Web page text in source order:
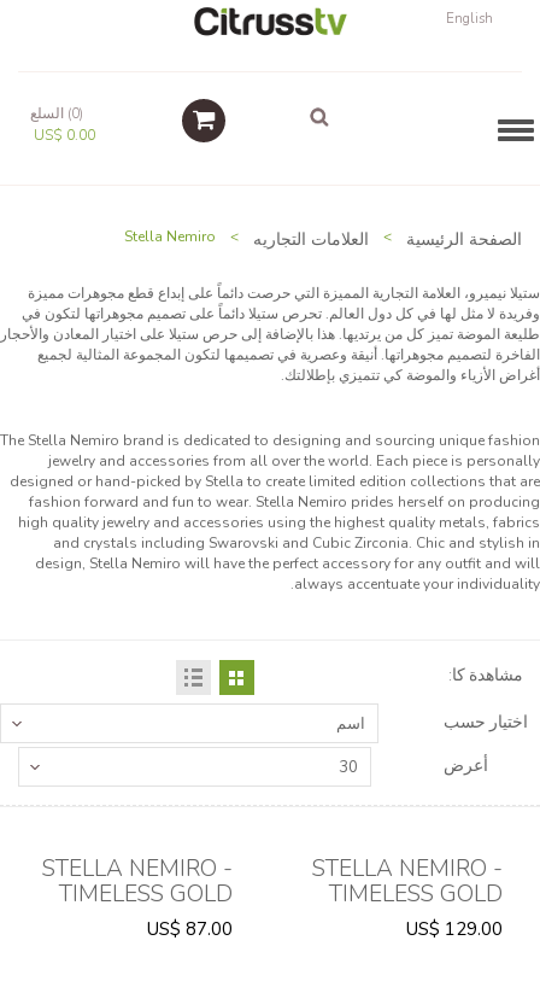
English
Navigation
(0) السلع
US$ 0.00
الصفحة الرئيسية > العلامات التجاريه >
Stella Nemiro
ستيلا نيميرو، العلامة التجارية المميزة التي حرصت دائماً على إبداع قطع مجوهرات مميزة
وفريدة لا مثل لها في كل دول العالم. تحرص ستيلا دائماً على تصميم مجوهراتها لتكون في
طليعة الموضة تميز كل من يرتديها. هذا بالإضافة إلى حرص ستيلا على اختيار المعادن والأحجار
الفاخرة لتصميم مجوهراتها. أنيقة وعصرية في تصميمها لتكون المجموعة المثالية لجميع
أغراض الأزياء والموضة كي تتميزي بإطلالتك.
The Stella Nemiro brand is dedicated to designing and sourcing unique fashion
jewelry and accessories from all over the world. Each piece is personally
designed or hand-picked by Stella to create limited edition collections that are
fashion forward and fun to wear. Stella Nemiro prides herself on producing
high quality jewelry and accessories using the highest quality metals, fabrics
and crystals including Swarovski and Cubic Zirconia. Chic and stylish in
design, Stella Nemiro will have the perfect accessory for any outfit and will
always accentuate your individuality.
مشاهدة كا:
اختيار حسب اسم
أعرض 30
STELLA NEMIRO -
TIMELESS GOLD
AND EMERALD
NECKLACE
US$ 129.00
STELLA NEMIRO -
TIMELESS GOLD
AND EMERALD
BRACELET
US$ 87.00